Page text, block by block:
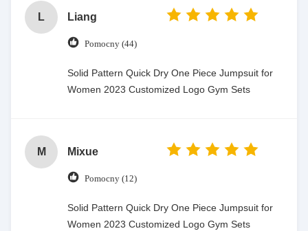
L Liang
Pomocny (44)
Solid Pattern Quick Dry One Piece Jumpsuit for
Women 2023 Customized Logo Gym Sets
M Mixue
Pomocny (12)
Solid Pattern Quick Dry One Piece Jumpsuit for
Women 2023 Customized Logo Gym Sets